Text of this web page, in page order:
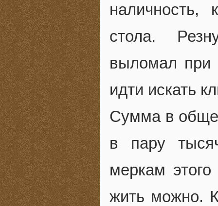
стола.
выломал при
идти искать
Сумма в
в пару
меркам
жить можно.